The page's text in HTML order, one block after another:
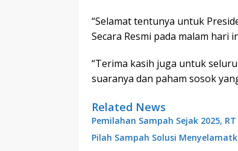
“Selamat tentunya untuk
Secara Resmi pada malam hari
“Terima kasih juga untuk
suaranya dan paham sosok
Related News
Pemilahan Sampah Sejak 2025,
Pilah Sampah Solusi